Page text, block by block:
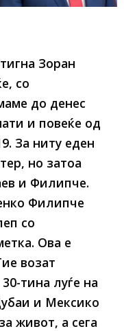
Зоран
со
до денес
и повеќе од
За ниту еден
но затоа
и Филипче.
Филипче
со
Ова е
возат
тина луѓе на
и Мексико
живот, а сега